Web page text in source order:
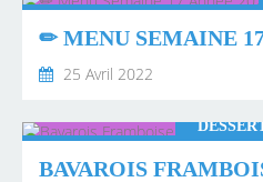
✏ MENU SEMAINE
25 Avril 2022
BAVAROIS